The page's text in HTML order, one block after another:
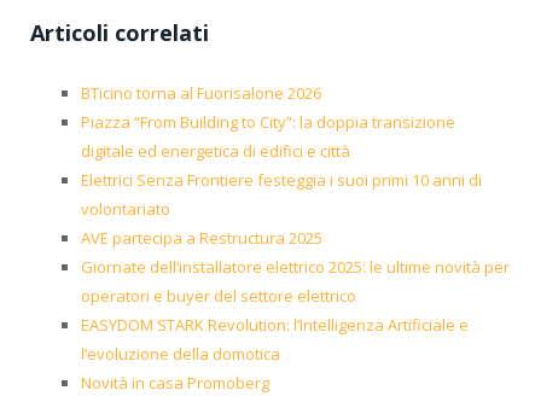
Articoli correlati
BTicino torna al Fuorisalone 2026
Piazza “From Building to City”: la doppia transizione
digitale ed energetica di edifici e città
Elettrici Senza Frontiere festeggia i suoi primi 10 anni di
volontariato
AVE partecipa a Restructura 2025
Giornate dell’installatore elettrico 2025: le ultime novità per
operatori e buyer del settore elettrico
EASYDOM STARK Revolution: l’Intelligenza Artificiale e
l’evoluzione della domotica
Novità in casa Promoberg